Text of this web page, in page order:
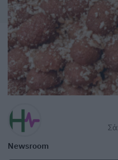
Newsroom